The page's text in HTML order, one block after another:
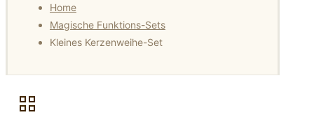
Home
Magische Funktions-Sets
Kleines Kerzenweihe-Set